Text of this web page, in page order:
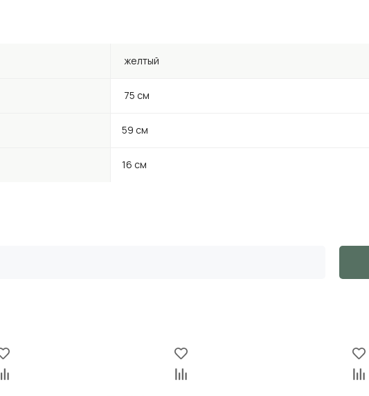
желтый
75 см
59 см
16 см